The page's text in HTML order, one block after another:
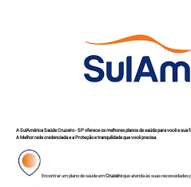
A SulAmérica Saúde Cruzeiro - SP oferece os melhores planos de saúde para você e sua
A Melhor rede credenciada e a Proteção e tranquilidade que você precisa.
Encontrar um plano de saúde emCruzeiroque atenda às suas necessidades